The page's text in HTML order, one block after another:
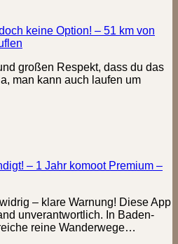
keine Option! – 51 km von
großen Respekt, dass du das
man kann auch laufen um
– 1 Jahr komoot Premium –
– klare Warnung! Diese App
unverantwortlich. In Baden-
reine Wanderwege…